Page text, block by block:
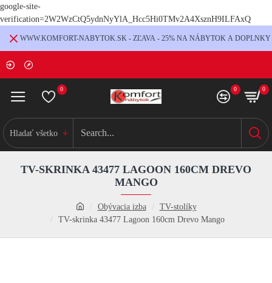
google-site-
verification=2W2WzCtQ5ydnNyYlA_Hcc5Hi0TMv2A4XsznH9ILFAxQ
WWW.KOMFORT-NABYTOK.SK - ZĽAVA - 25% NA NÁBYTOK A DOPLNKY
0 0 0
Hladať všetko
Obývacia izba
TV-stolíky
TV-skrinka 43477 Lagoon 160cm Drevo Mango
TV-SKRINKA 43477 LAGOON 160CM DREVO
MANGO